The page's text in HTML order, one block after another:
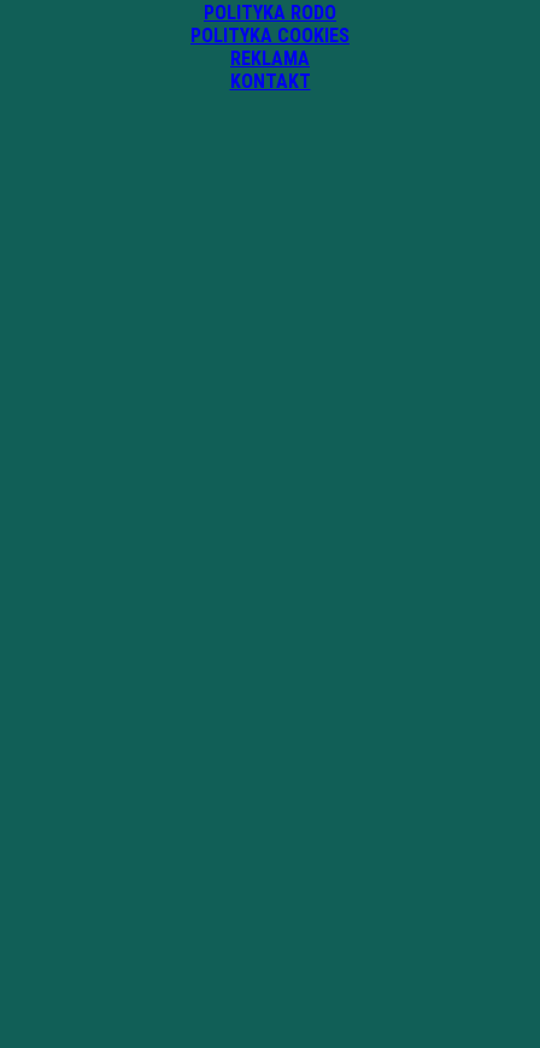
POLITYKA RODO
POLITYKA COOKIES
REKLAMA
KONTAKT